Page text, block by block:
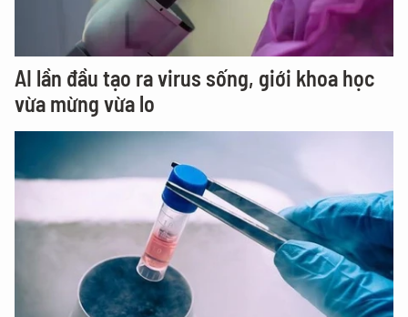
AI lần đầu tạo ra virus sống, giới khoa học
vừa mừng vừa lo